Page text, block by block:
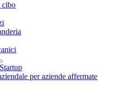
cibo
per aziende affermate